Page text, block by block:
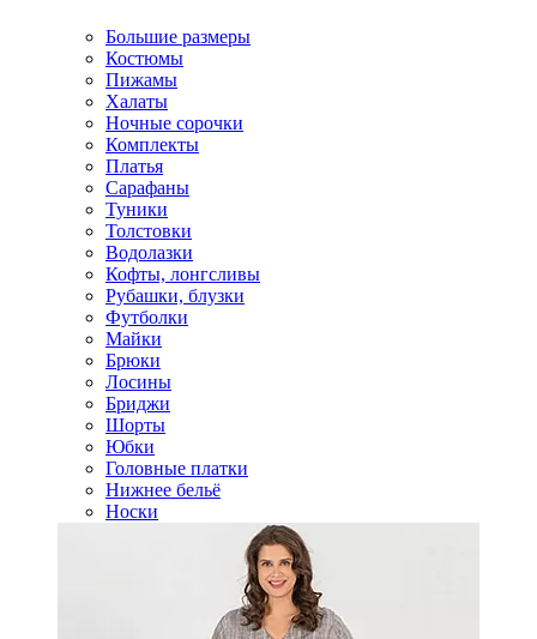
Большие размеры
Костюмы
Пижамы
Халаты
Ночные сорочки
Комплекты
Платья
Сарафаны
Туники
Толстовки
Водолазки
Кофты, лонгсливы
Рубашки, блузки
Футболки
Майки
Брюки
Лосины
Бриджи
Шорты
Юбки
Головные платки
Нижнее бельё
Носки